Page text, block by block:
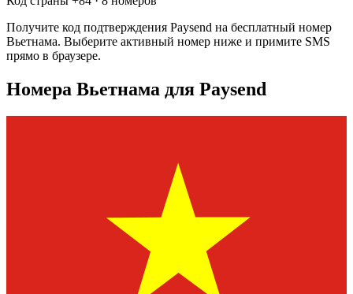
Получите код подтверждения Paysend на бесплатный номер
Вьетнама. Выберите активный номер ниже и примите SMS
прямо в браузере.
Номера Вьетнама для Paysend